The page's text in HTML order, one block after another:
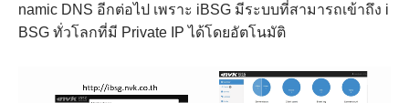
namic DNS อีกต่อไป เพราะ iBSG มีระบบที่สามารถเข้าถึง i
BSG ทั่วโลกที่มี Private IP ได้โดยอัตโนมัติ